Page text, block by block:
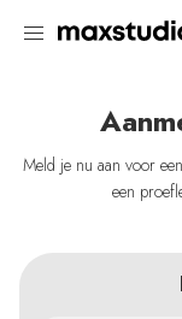
Meld je nu aan voor
een